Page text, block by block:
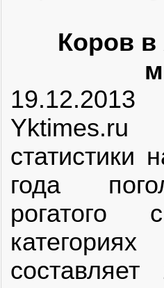
Коров в
19.12.2013
статистики
года
рогатого